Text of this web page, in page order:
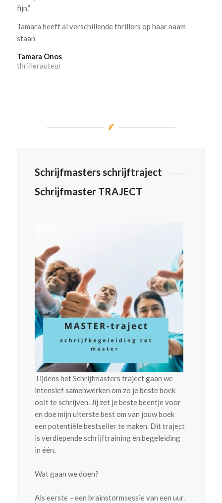
fijn.”
Tamara heeft al verschillende thrillers op haar naam
staan
Tamara Onos
thrillerauteur
Schrijfmasters schrijftraject
Schrijfmaster TRAJECT
Tijdens het Schrijfmasters traject gaan we
intensief samenwerken om zo je beste boek
ooit te schrijven. Jij zet je beste beentje voor
en doe mijn uiterste best om van jouw boek
een potentiële bestseller te maken. Dit traject
is verdiepende schrijftraining én begeleiding
in één.
Wat gaan we doen?
Als eerste – een brainstormsessie van een uur.